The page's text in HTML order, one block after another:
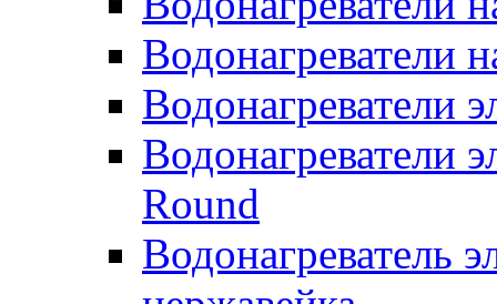
Водонагреватели
Водонагреватели
Водонагреватели
Round
Водонагреватель